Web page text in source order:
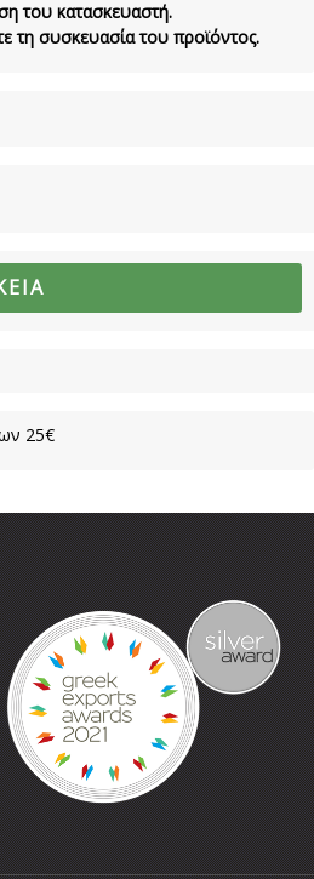
του κατασκευαστή.
τη συσκευασία του προϊόντος.
25€